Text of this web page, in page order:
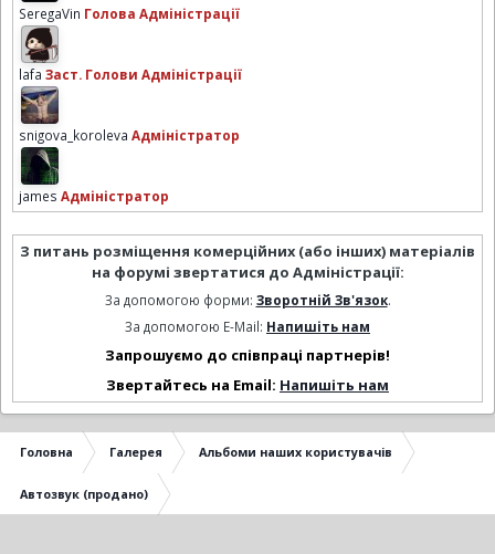
SeregaVin Голова Адміністрації
lafa Заст. Голови Адміністрації
snigova_koroleva Адміністратор
james Адміністратор
З питань розміщення комерційних (або інших) матеріалів
на форумі звертатися до Адміністрації:
За допомогою форми: Зворотній Зв'язок.
За допомогою E-Mail: Напишіть нам
Запрошуємо до співпраці партнерів!
Звертайтесь на Email: Напишіть нам
Головна Галерея Альбоми наших користувачів
Автозвук (продано)